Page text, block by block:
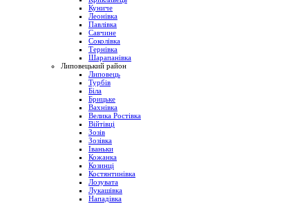
Куниче
Леонівка
Павлівка
Савчине
Соколівка
Тернівка
Шарапанівка
Липовецький район
Липовець
Турбів
Біла
Брицьке
Вахнівка
Велика Ростівка
Війтівці
Зозів
Зозівка
Іваньки
Кожанка
Козинці
Костянтинівка
Лозувата
Лукашівка
Нападівка